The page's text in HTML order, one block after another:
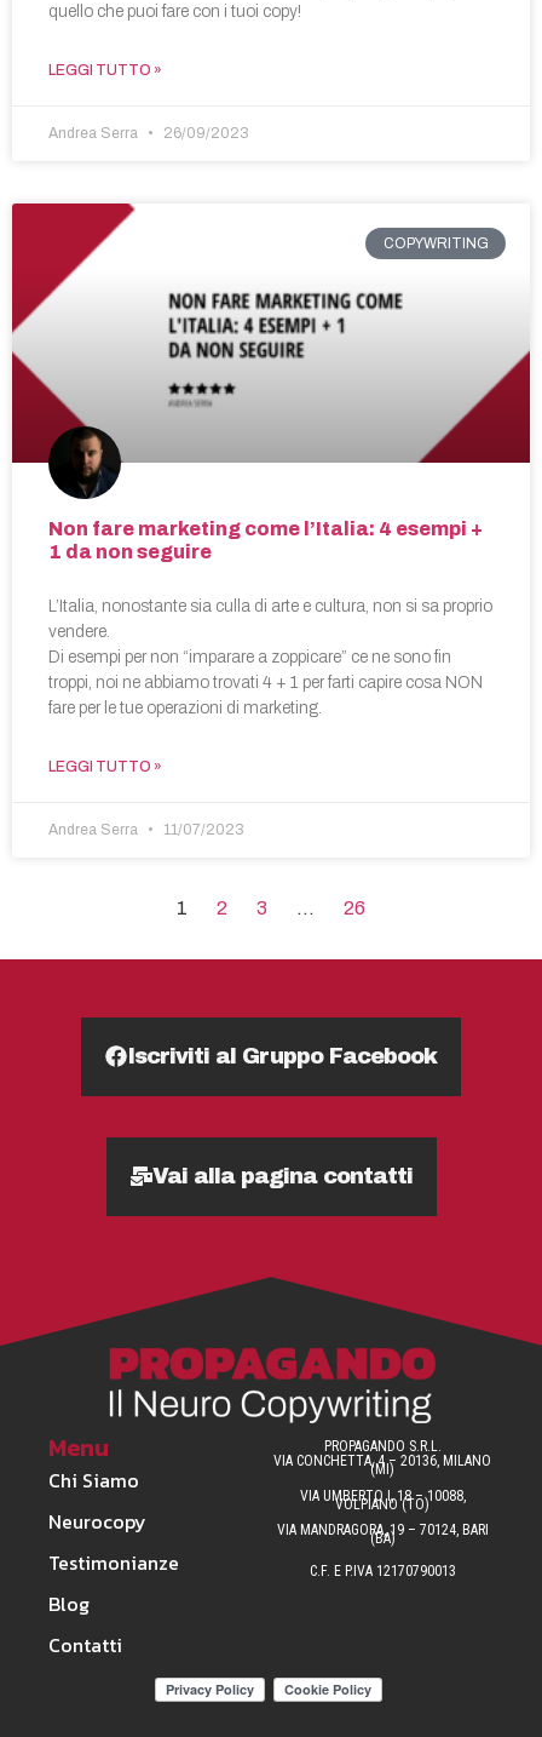
quello che puoi fare con i tuoi copy!
LEGGI TUTTO »
Andrea Serra 26/09/2023
COPYWRITING
Non fare marketing come l’Italia: 4 esempi +
1 da non seguire
L’Italia, nonostante sia culla di arte e cultura, non si sa proprio
vendere.
Di esempi per non “imparare a zoppicare” ce ne sono fin
troppi, noi ne abbiamo trovati 4 + 1 per farti capire cosa NON
fare per le tue operazioni di marketing.
LEGGI TUTTO »
Andrea Serra 11/07/2023
1 2 3 … 26
Iscriviti al Gruppo Facebook
Vai alla pagina contatti
Menu
Chi Siamo
Neurocopy
Testimonianze
Blog
Contatti
PROPAGANDO S.R.L.
VIA CONCHETTA, 4 – 20136, MILANO
(MI)
VIA UMBERTO I, 18 – 10088,
VOLPIANO (TO)
VIA MANDRAGORA, 19 – 70124, BARI
(BA)
C.F. E P.IVA 12170790013